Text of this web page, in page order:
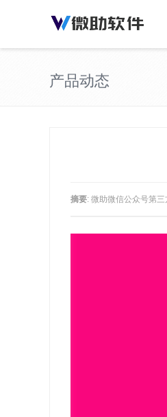
产品动态
摘要: 微助微信公众号第